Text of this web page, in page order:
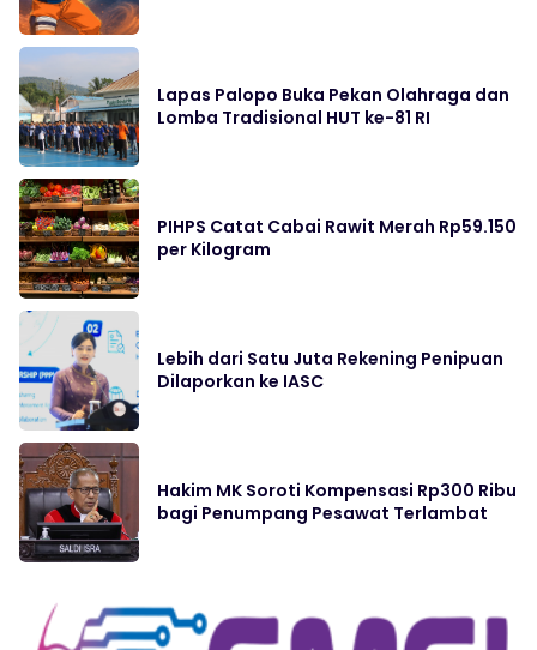
Lapas Palopo Buka Pekan Olahraga dan
Lomba Tradisional HUT ke-81 RI
PIHPS Catat Cabai Rawit Merah Rp59.150
per Kilogram
Lebih dari Satu Juta Rekening Penipuan
Dilaporkan ke IASC
Hakim MK Soroti Kompensasi Rp300 Ribu
bagi Penumpang Pesawat Terlambat